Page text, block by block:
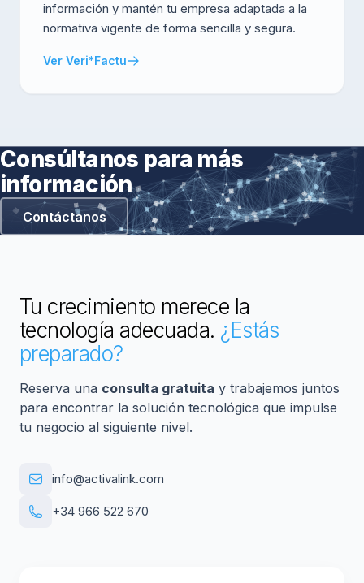
información y mantén tu empresa adaptada a la
normativa vigente de forma sencilla y segura.
Ver Veri*Factu
Consúltanos para más
información
Contáctanos
Tu crecimiento merece la
tecnología adecuada. ¿Estás
preparado?
Reserva una consulta gratuita y trabajemos juntos
para encontrar la solución tecnológica que impulse
tu negocio al siguiente nivel.
info@activalink.com
+34 966 522 670